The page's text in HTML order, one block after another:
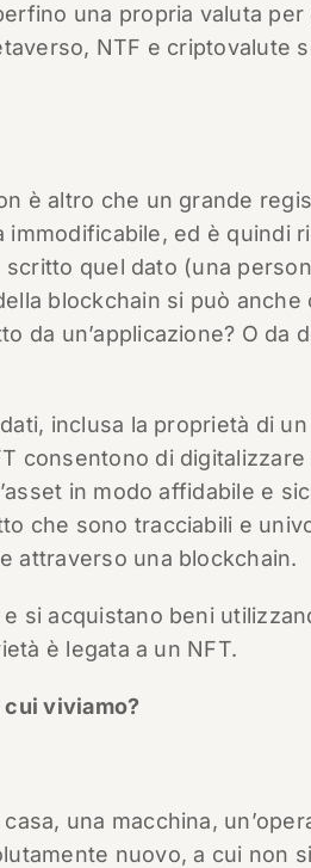
una propria valuta per
NTF e criptovalute
è altro che un grande
immodificabile, ed è quindi
quel dato (una
blockchain si può anche
da un’applicazione? O da
inclusa la proprietà di
consentono di
in modo affidabile e
che sono tracciabili e
attraverso una blockchain.
si acquistano beni
è legata a un NFT.
cui viviamo?
una macchina,
nuovo, a cui non